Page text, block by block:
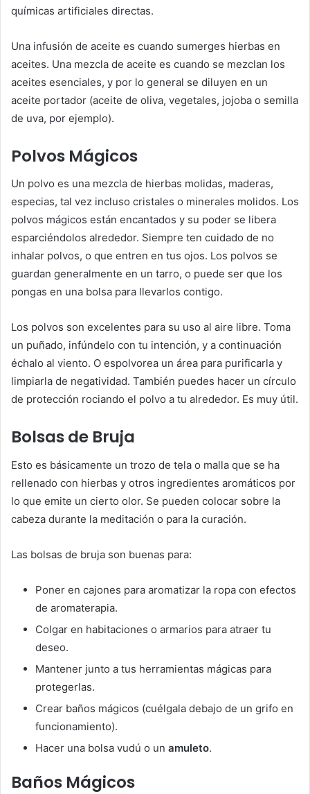
químicas artificiales directas.
Una infusión de aceite es cuando sumerges hierbas en
aceites. Una mezcla de aceite es cuando se mezclan los
aceites esenciales, y por lo general se diluyen en un
aceite portador (aceite de oliva, vegetales, jojoba o semilla
de uva, por ejemplo).
Polvos Mágicos
Un polvo es una mezcla de hierbas molidas, maderas,
especias, tal vez incluso cristales o minerales molidos. Los
polvos mágicos están encantados y su poder se libera
esparciéndolos alrededor. Siempre ten cuidado de no
inhalar polvos, o que entren en tus ojos. Los polvos se
guardan generalmente en un tarro, o puede ser que los
pongas en una bolsa para llevarlos contigo.
Los polvos son excelentes para su uso al aire libre. Toma
un puñado, infúndelo con tu intención, y a continuación
échalo al viento. O espolvorea un área para purificarla y
limpiarla de negatividad. También puedes hacer un círculo
de protección rociando el polvo a tu alrededor. Es muy útil.
Bolsas de Bruja
Esto es básicamente un trozo de tela o malla que se ha
rellenado con hierbas y otros ingredientes aromáticos por
lo que emite un cierto olor. Se pueden colocar sobre la
cabeza durante la meditación o para la curación.
Las bolsas de bruja son buenas para:
Poner en cajones para aromatizar la ropa con efectos
de aromaterapia.
Colgar en habitaciones o armarios para atraer tu
deseo.
Mantener junto a tus herramientas mágicas para
protegerlas.
Crear baños mágicos (cuélgala debajo de un grifo en
funcionamiento).
Hacer una bolsa vudú o un amuleto.
Baños Mágicos